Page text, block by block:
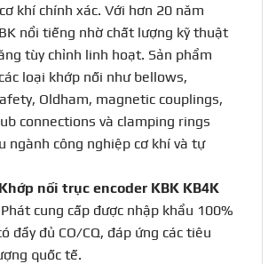
khí chính xác. Với hơn 20 năm
nổi tiếng nhờ chất lượng kỹ thuật
tùy chỉnh linh hoạt. Sản phẩm
loại khớp nối như bellows,
Oldham, magnetic couplings,
connections và clamping rings
ngành công nghiệp cơ khí và tự
Khớp nối trục encoder KBK KB4K
cung cấp được nhập khẩu 100%
đầy đủ CO/CQ, đáp ứng các tiêu
quốc tế.